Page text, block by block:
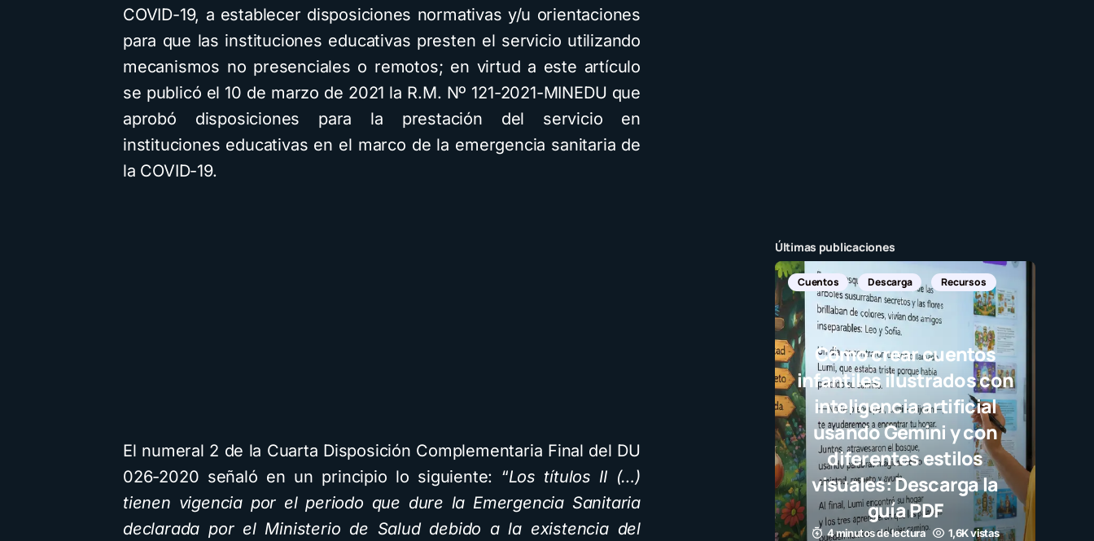
COVID-19, a establecer disposiciones normativas y/u orientaciones
para que las instituciones educativas presten el servicio utilizando
mecanismos no presenciales o remotos; en virtud a este artículo
se publicó el 10 de marzo de 2021 la R.M. Nº 121-2021-MINEDU que
aprobó disposiciones para la prestación del servicio en
instituciones educativas en el marco de la emergencia sanitaria de
la COVID-19.
El numeral 2 de la Cuarta Disposición Complementaria Final del DU
026-2020 señaló en un principio lo siguiente: “Los títulos II (…)
tienen vigencia por el periodo que dure la Emergencia Sanitaria
declarada por el Ministerio de Salud debido a la existencia del
Últimas publicaciones
Cuentos Descarga Recursos
Cómo crear cuentos
infantiles ilustrados con
inteligencia artificial
usando Gemini y con
diferentes estilos
visuales: Descarga la
guía PDF
4 minutos de lectura 1,6K vistas